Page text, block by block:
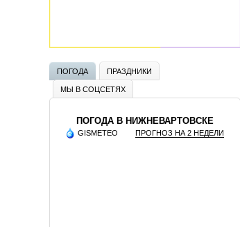
ПОГОДА
ПРАЗДНИКИ
МЫ В СОЦСЕТЯХ
ПОГОДА В НИЖНЕВАРТОВСКЕ
GISMETEO ПРОГНОЗ НА 2 НЕДЕЛИ